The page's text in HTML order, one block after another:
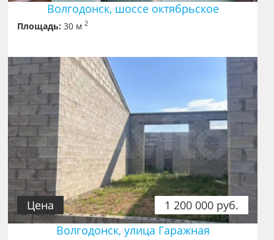
Волгодонск, шоссе октябрьское
Площадь: 30 м2
1 200 000 руб.
Цена
Волгодонск, улица Гаражная